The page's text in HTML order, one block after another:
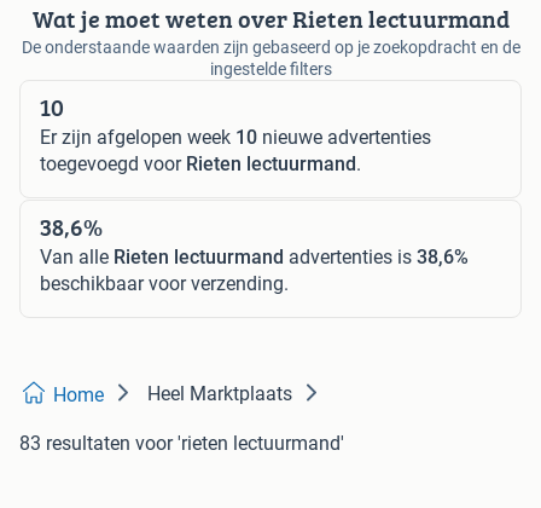
Wat je moet weten over Rieten lectuurmand
De onderstaande waarden zijn gebaseerd op je zoekopdracht en de
ingestelde filters
10
Er zijn afgelopen week 10 nieuwe advertenties
toegevoegd voor Rieten lectuurmand.
38,6%
Van alle Rieten lectuurmand advertenties is 38,6%
beschikbaar voor verzending.
Home Heel Marktplaats
83 resultaten voor 'rieten lectuurmand'